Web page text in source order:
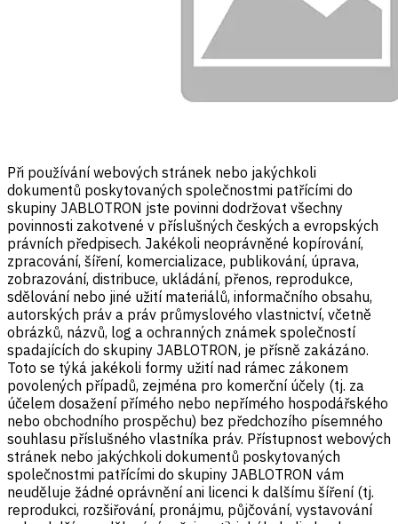
Při používání webových stránek nebo jakýchkoli
dokumentů poskytovaných společnostmi patřícími do
skupiny JABLOTRON jste povinni dodržovat všechny
povinnosti zakotvené v příslušných českých a evropských
právních předpisech. Jakékoli neoprávněné kopírování,
zpracování, šíření, komercializace, publikování, úprava,
zobrazování, distribuce, ukládání, přenos, reprodukce,
sdělování nebo jiné užití materiálů, informačního obsahu,
autorských práv a práv průmyslového vlastnictví, včetně
obrázků, názvů, log a ochranných známek společností
spadajících do skupiny JABLOTRON, je přísně zakázáno.
Toto se týká jakékoli formy užití nad rámec zákonem
povolených případů, zejména pro komerční účely (tj. za
účelem dosažení přímého nebo nepřímého hospodářského
nebo obchodního prospěchu) bez předchozího písemného
souhlasu příslušného vlastníka práv. Přístupnost webových
stránek nebo jakýchkoli dokumentů poskytovaných
společnostmi patřícími do skupiny JABLOTRON vám
neuděluje žádné oprávnění ani licenci k dalšímu šíření (tj.
reprodukci, rozšiřování, pronájmu, půjčování, vystavování